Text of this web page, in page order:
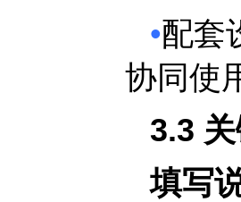
•配套
协同使
3.3
填写